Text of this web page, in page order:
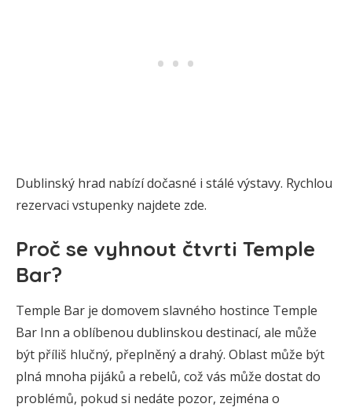
Dublinský hrad nabízí dočasné i stálé výstavy. Rychlou
rezervaci vstupenky najdete zde.
Proč se vyhnout čtvrti Temple
Bar?
Temple Bar je domovem slavného hostince Temple
Bar Inn a oblíbenou dublinskou destinací, ale může
být příliš hlučný, přeplněný a drahý. Oblast může být
plná mnoha pijáků a rebelů, což vás může dostat do
problémů, pokud si nedáte pozor, zejména o